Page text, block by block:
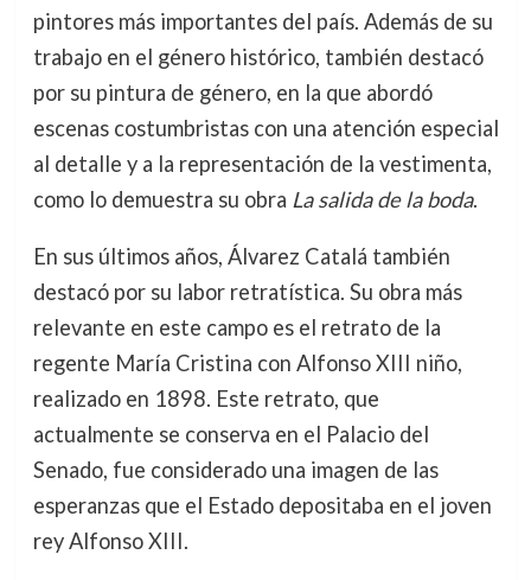
pintores más importantes del país. Además de su
trabajo en el género histórico, también destacó
por su pintura de género, en la que abordó
escenas costumbristas con una atención especial
al detalle y a la representación de la vestimenta,
como lo demuestra su obra La salida de la boda.
En sus últimos años, Álvarez Catalá también
destacó por su labor retratística. Su obra más
relevante en este campo es el retrato de la
regente María Cristina con Alfonso XIII niño,
realizado en 1898. Este retrato, que
actualmente se conserva en el Palacio del
Senado, fue considerado una imagen de las
esperanzas que el Estado depositaba en el joven
rey Alfonso XIII.